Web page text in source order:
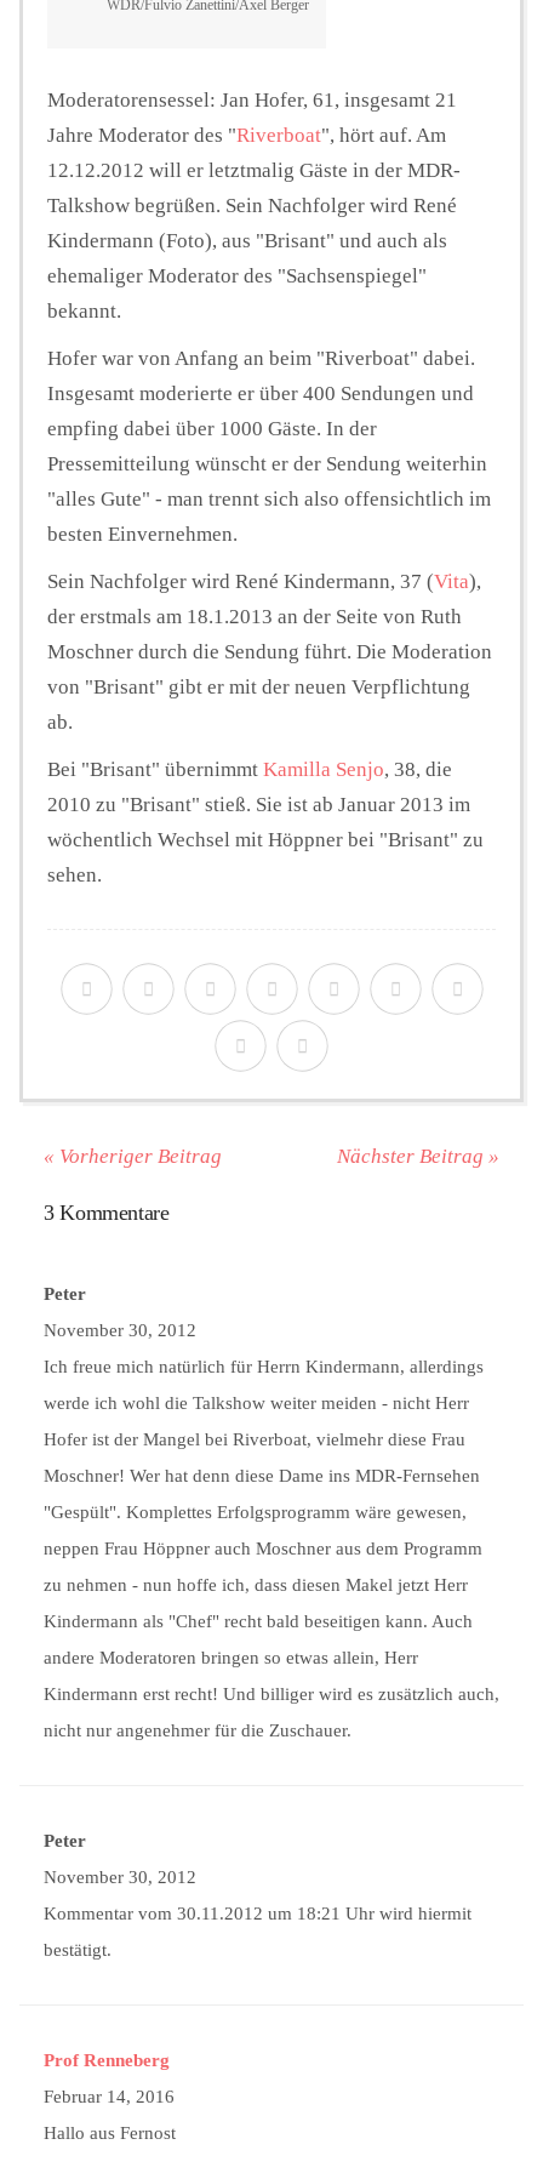
WDR/Fulvio Zanettini/Axel Berger
Moderatorensessel: Jan Hofer, 61, insgesamt 21
Jahre Moderator des "Riverboat", hört auf. Am
12.12.2012 will er letztmalig Gäste in der MDR-
Talkshow begrüßen. Sein Nachfolger wird René
Kindermann (Foto), aus "Brisant" und auch als
ehemaliger Moderator des "Sachsenspiegel"
bekannt.
Hofer war von Anfang an beim "Riverboat" dabei.
Insgesamt moderierte er über 400 Sendungen und
empfing dabei über 1000 Gäste. In der
Pressemitteilung wünscht er der Sendung weiterhin
"alles Gute" - man trennt sich also offensichtlich im
besten Einvernehmen.
Sein Nachfolger wird René Kindermann, 37 (Vita),
der erstmals am 18.1.2013 an der Seite von Ruth
Moschner durch die Sendung führt. Die Moderation
von "Brisant" gibt er mit der neuen Verpflichtung
ab.
Bei "Brisant" übernimmt Kamilla Senjo, 38, die
2010 zu "Brisant" stieß. Sie ist ab Januar 2013 im
wöchentlich Wechsel mit Höppner bei "Brisant" zu
sehen.
« Vorheriger Beitrag Nächster Beitrag »
3 Kommentare
Peter
November 30, 2012
Ich freue mich natürlich für Herrn Kindermann, allerdings
werde ich wohl die Talkshow weiter meiden - nicht Herr
Hofer ist der Mangel bei Riverboat, vielmehr diese Frau
Moschner! Wer hat denn diese Dame ins MDR-Fernsehen
"Gespült". Komplettes Erfolgsprogramm wäre gewesen,
neppen Frau Höppner auch Moschner aus dem Programm
zu nehmen - nun hoffe ich, dass diesen Makel jetzt Herr
Kindermann als "Chef" recht bald beseitigen kann. Auch
andere Moderatoren bringen so etwas allein, Herr
Kindermann erst recht! Und billiger wird es zusätzlich auch,
nicht nur angenehmer für die Zuschauer.
Peter
November 30, 2012
Kommentar vom 30.11.2012 um 18:21 Uhr wird hiermit
bestätigt.
Prof Renneberg
Februar 14, 2016
Hallo aus Fernost